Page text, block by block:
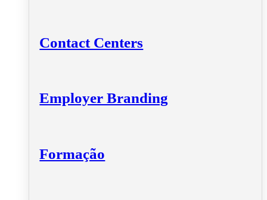
Contact Centers
Employer Branding
Formação